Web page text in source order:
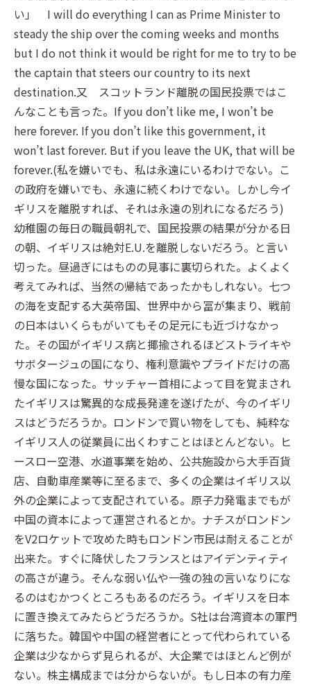
い」 I will do everything I can as Prime Minister to
steady the ship over the coming weeks and months
but I do not think it would be right for me to try to be
the captain that steers our country to its next
destination.又 スコットランド離脱の国民投票ではこ
んなことも言った。If you don’t like me, I won’t be
here forever. If you don’t like this government, it
won’t last forever. But if you leave the UK, that will be
forever.(私を嫌いでも、私は永遠にいるわけでない。こ
の政府を嫌いでも、永遠に続くわけでない。しかし今イ
ギリスを離脱すれば、それは永遠の別れになるだろう)
幼稚園の毎日の職員朝礼で、国民投票の結果が分かる日
の朝、イギリスは絶対E.U.を離脱しないだろう。と言い
切った。昼過ぎにはものの見事に裏切られた。よくよく
考えてみれば、当然の帰結であったかもしれない。七つ
の海を支配する大英帝国、世界中から冨が集まり、戦前
の日本はいくらもがいてもその足元にも近づけなかっ
た。その国がイギリス病と揶揄されるほどストライキや
サボタージュの国になり、権利意識やプライドだけの高
慢な国になった。サッチャー首相によって目を覚まされ
たイギリスは驚異的な成長発達を遂げたが、今のイギリ
スはどうだろうか。ロンドンで買い物をしても、純粋な
イギリス人の従業員に出くわすことはほとんどない。ヒ
ースロー空港、水道事業を始め、公共施設から大手百貨
店、自動車産業等に至るまで、多くの企業はイギリス以
外の企業によって支配されている。原子力発電までもが
中国の資本によって運営されるとか。ナチスがロンドン
をV2ロケットで攻めた時もロンドン市民は耐えることが
出来た。すぐに降伏したフランスとはアイデンティティ
の高さが違う。そんな弱い仏や一強の独の言いなりにな
るのはむかつくところもあるのだろう。イギリスを日本
に置き換えてみたらどうだろうか。S社は台湾資本の軍門
に落ちた。韓国や中国の経営者にとって代わられている
企業は少なからず見られるが、大企業ではほとんど例が
ない。株主構成までは分からないが。もし日本の有力産